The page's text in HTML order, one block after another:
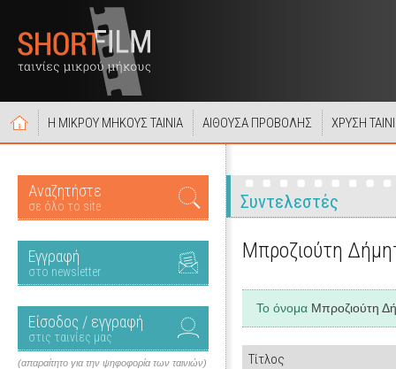
Η ΜΙΚΡΟΥ ΜΗΚΟΥΣ ΤΑΙΝΙΑ ΑΙΘΟΥΣΑ ΠΡΟΒΟΛΗΣ ΧΡΥΣΗ
Αναζητήστε
σε όλο το site
Εγγραφή
στο newsletter
Είσοδος / εγγραφή
στις ταινίες μας
(απαραίτητο για την ψηφοφορία των ταινιών)
Συντελεστές
Μπροζιούτη
Το όνομα Μπροζιούτη
Τίτλος